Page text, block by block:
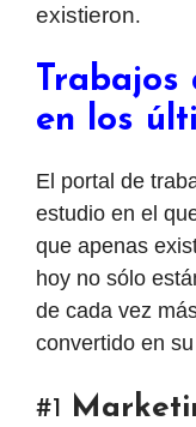
existieron.
Trabajos
en los
El portal de
estudio en el
que apenas
hoy no sólo
de cada vez
convertido en
#1